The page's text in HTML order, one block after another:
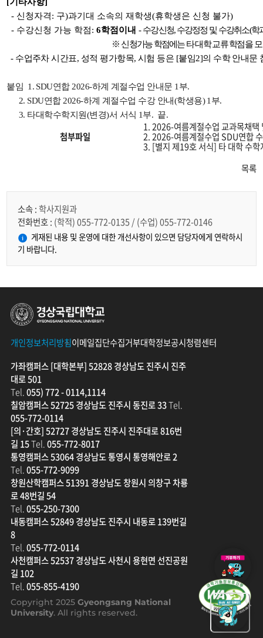
- 신청자격: 구)과기대 소속의 재학생(휴학생은 신청 불가)
- 수강신청 가능 학점:6학점이내-수강신청,수강정정 및 수강취소(학
※ 신청가능 학점에는 타 대학 교류 학점을
- 수업주차 시간표, 성적 평가항목, 시험 등은 [붙임2]의 수학 안내문
붙임 1. SDU연합 2026-하계 계절수업 안내문 1 부.
2. SDU연합 2026-하계 계절수업 수강 안내(학생용) 1 부.
3. 타대학수학지원(변경)서 서식 1부. 끝.
첨부파일
1. 2026-여름계절수업 교과목채
2. 2026-여름계절수업 SDU연합
3. [별지 제19호 서식] 타 대학 수
목록
소속 :학사지원과
전화번호 : (학적) 055-772-0135 / (수업) 055-772-0146
게재된 내용 및 운영에 대한 개선사항이 있으면 담당자에게 연락하시
기 바랍니다.
개인정보처리방침이메일집단수집거부대학정보공시청렴센터
가좌캠퍼스 [대학본부] 52828 경상남도 진주시 진주
대로 501
Tel.055) 772 - 0114,1114
칠암캠퍼스 52725 경상남도 진주시 동진로 33Tel.
055-772-0114
[의·간호] 52727 경상남도 진주시 진주대로 816번
길 15Tel.055-772-8017
통영캠퍼스 53064 경상남도 통영시 통영해안로 2
Tel.055-772-9099
창원산학캠퍼스 51391 경상남도 창원시 의창구 차룡
로 48번길 54
Tel.055-250-7300
내동캠퍼스 52849 경상남도 진주시 내동로 139번길
8
Tel.055-772-0114
사천캠퍼스 52537 경상남도 사천시 용현면 선진공원
길 102
Tel.055-855-4190
Copyright 2025 Gyeongsang National
University. All rights reserved.
기
금
새